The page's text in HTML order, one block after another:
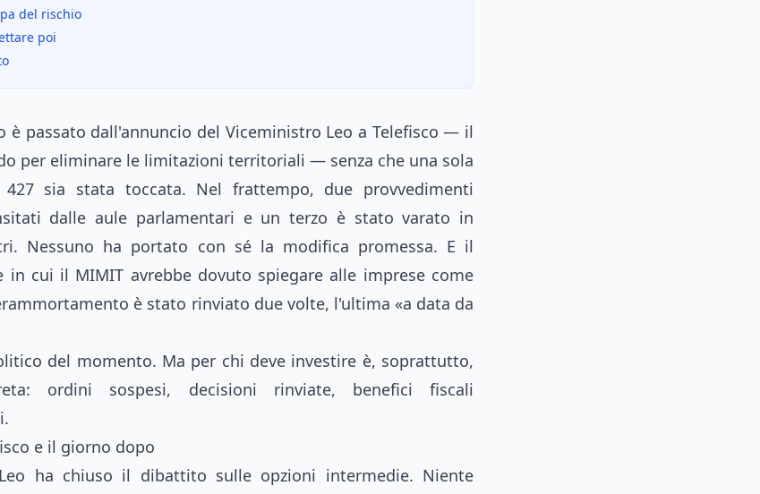
del rischio
poi
è passato dall'annuncio del Viceministro Leo a Telefisco — il
per eliminare le limitazioni territoriali — senza che una sola
sia stata toccata. Nel frattempo, due provvedimenti
dalle aule parlamentari e un terzo è stato varato in
Nessuno ha portato con sé la modifica promessa. E il
in cui il MIMIT avrebbe dovuto spiegare alle imprese come
è stato rinviato due volte, l'ultima «a data da
del momento. Ma per chi deve investire è, soprattutto,
ordini sospesi, decisioni rinviate, benefici fiscali
e il giorno dopo
ha chiuso il dibattito sulle opzioni intermedie. Niente